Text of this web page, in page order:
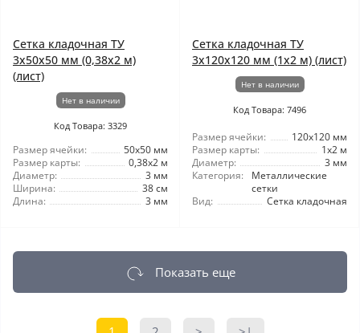
Сетка кладочная ТУ
3x50x50 мм (0,38x2 м)
(лист)
Нет в наличии
Код Товара: 3329
Размер ячейки:
50x50 мм
Размер карты:
0,38x2 м
Диаметр:
3 мм
Ширина:
38 см
Длина:
3 мм
Сетка кладочная ТУ
3x120x120 мм (1x2 м) (лист)
Нет в наличии
Код Товара: 7496
Размер ячейки:
120x120 мм
Размер карты:
1x2 м
Диаметр:
3 мм
Категория:
Металлические
сетки
Вид:
Сетка кладочная
Показать еще